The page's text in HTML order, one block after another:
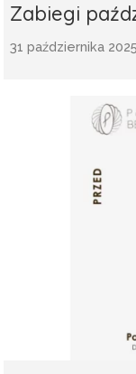
Zabiegi
31 października 2025